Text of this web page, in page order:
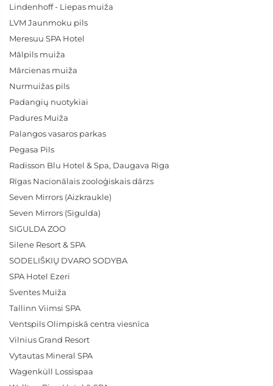
Lindenhoff - Liepas muiža
LVM Jaunmoku pils
Meresuu SPA Hotel
Mālpils muiža
Mārcienas muiža
Nurmuižas pils
Padangių nuotykiai
Padures Muiža
Palangos vasaros parkas
Pegasa Pils
Radisson Blu Hotel & Spa, Daugava Riga
Rīgas Nacionālais zooloģiskais dārzs
Seven Mirrors (Aizkraukle)
Seven Mirrors (Sigulda)
SIGULDA ZOO
Silene Resort & SPA
SODELIŠKIŲ DVARO SODYBA
SPA Hotel Ezeri
Sventes Muiža
Tallinn Viimsi SPA
Ventspils Olimpiskā centra viesnīca
Vilnius Grand Resort
Vytautas Mineral SPA
Wagenküll Lossispaa